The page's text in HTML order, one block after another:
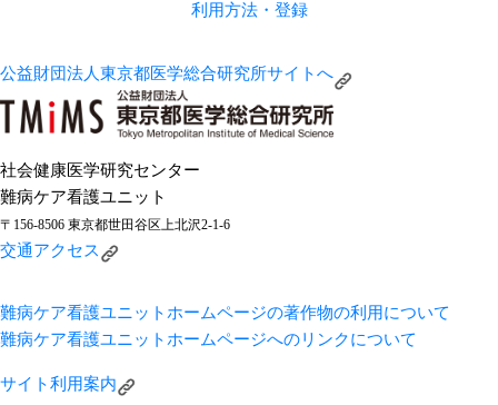
利用方法・登録
公益財団法人東京都医学総合研究所サイトへ
社会健康医学研究センター
難病ケア看護ユニット
〒156-8506 東京都世田谷区上北沢2-1-6
交通アクセス
難病ケア看護ユニットホームページの著作物の利用について
難病ケア看護ユニットホームページへのリンクについて
サイト利用案内